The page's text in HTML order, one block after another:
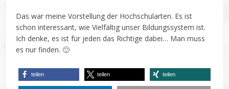
Das war meine Vorstellung der Hochschularten. Es ist
schon interessant, wie Vielfältig unser Bildungssystem ist.
Ich denke, es ist für jeden das Richtige dabei… Man muss
es nur finden. 🙂
teilen teilen teilen